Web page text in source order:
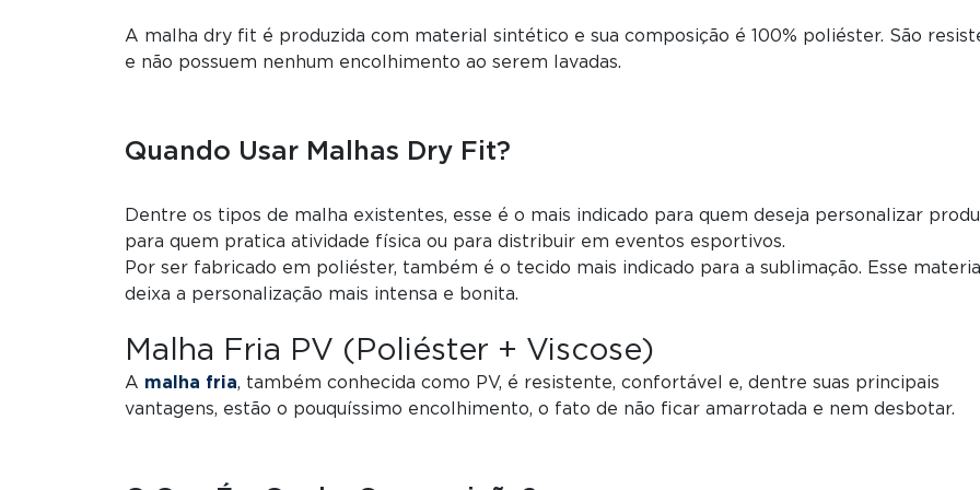
A malha dry fit é produzida com material sintético e sua composição é 100% poliéster. São
e não possuem nenhum encolhimento ao serem lavadas.
Quando Usar Malhas Dry Fit?
Dentre os tipos de malha existentes, esse é o mais indicado para quem deseja personalizar
para quem pratica atividade física ou para distribuir em eventos esportivos.
Por ser fabricado em poliéster, também é o tecido mais indicado para a sublimação. Esse material
deixa a personalização mais intensa e bonita.
Malha Fria PV (Poliéster + Viscose)
A malha fria, também conhecida como PV, é resistente, confortável e, dentre suas principais
vantagens, estão o pouquíssimo encolhimento, o fato de não ficar amarrotada e nem desbotar.